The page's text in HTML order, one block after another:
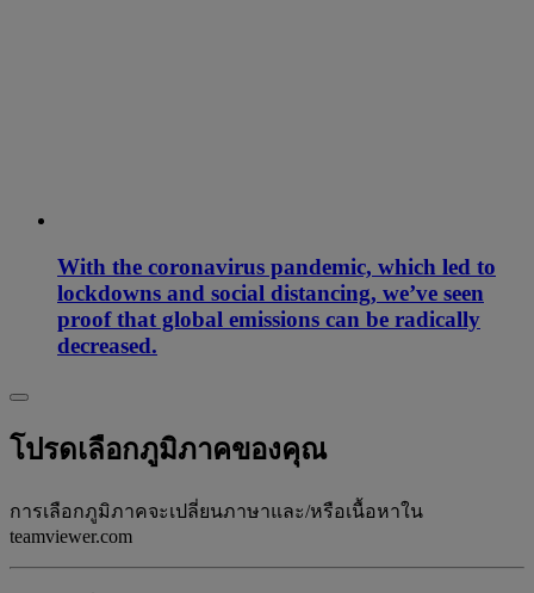
With the coronavirus pandemic, which led to
lockdowns and social distancing, we’ve seen
proof that global emissions can be radically
decreased.
โปรดเลือกภูมิภาคของคุณ
การเลือกภูมิภาคจะเปลี่ยนภาษาและ/หรือเนื้อหาใน
teamviewer.com